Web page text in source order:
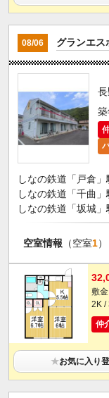
08/06 グランエス
しなの鉄道「戸倉
しなの鉄道「千曲
しなの鉄道「坂城
空室情報 （空室1）
敷金
2K /
仲
★お気に入り